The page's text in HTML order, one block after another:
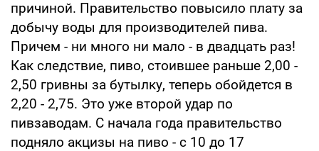
причиной. Правительство повысило плату за
добычу воды для производителей пива.
Причем - ни много ни мало - в двадцать раз!
Как следствие, пиво, стоившее раньше 2,00 -
2,50 гривны за бутылку, теперь обойдется в
2,20 - 2,75. Это уже второй удар по
пивзаводам. С начала года правительство
подняло акцизы на пиво - с 10 до 17